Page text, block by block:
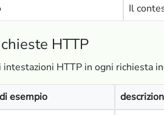
Il
HTTP
HTTP in ogni richiesta
esempio